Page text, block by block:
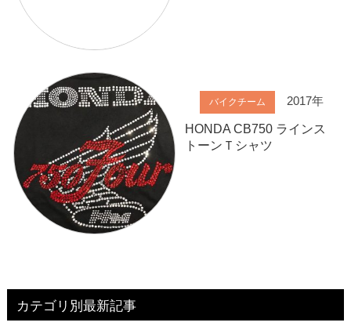
バイクチーム 2017年
HONDA CB750 ラインス
トーンＴシャツ
カテゴリ別最新記事